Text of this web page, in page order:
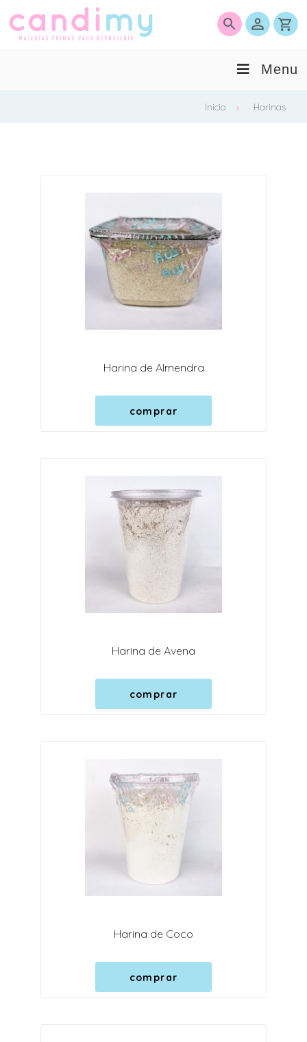
Menu
Inicio Harinas
Harina de Almendra
comprar
Harina de Avena
comprar
Harina de Coco
comprar